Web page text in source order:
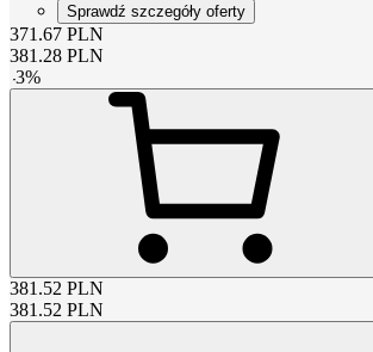
Sprawdź szczegóły oferty
371.67 PLN
381.28 PLN
-3%
381.52 PLN
381.52 PLN